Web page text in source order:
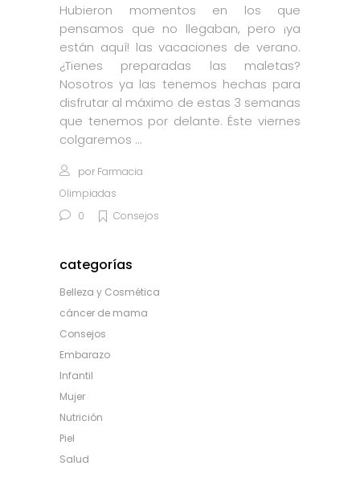
Hubieron momentos en los que
pensamos que no llegaban, pero ¡ya
están aquí! las vacaciones de verano.
¿Tienes preparadas las maletas?
Nosotros ya las tenemos hechas para
disfrutar al máximo de estas 3 semanas
que tenemos por delante. Éste viernes
colgaremos
por Farmacia
Olimpiadas
0
Consejos
categorías
Belleza y Cosmética
cáncer de mama
Consejos
Embarazo
Infantil
Mujer
Nutrición
Piel
Salud